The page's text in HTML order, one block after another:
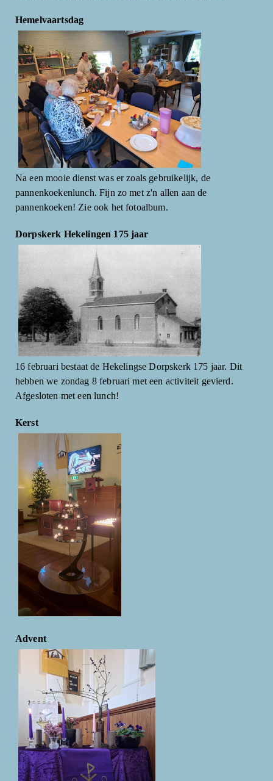
Hemelvaartsdag
Na een mooie dienst was er zoals gebruikelijk, de
pannenkoekenlunch. Fijn zo met z'n allen aan de
pannenkoeken! Zie ook het fotoalbum.
Dorpskerk Hekelingen 175 jaar
16 februari bestaat de Hekelingse Dorpskerk 175 jaar. Dit
hebben we zondag 8 februari met een activiteit gevierd.
Afgesloten met een lunch!
Kerst
Advent